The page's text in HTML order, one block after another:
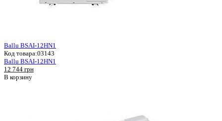
Ballu BSAI-12HN1
Код товара:03143
Ballu BSAI-12HN1
12 744 грн
В корзину